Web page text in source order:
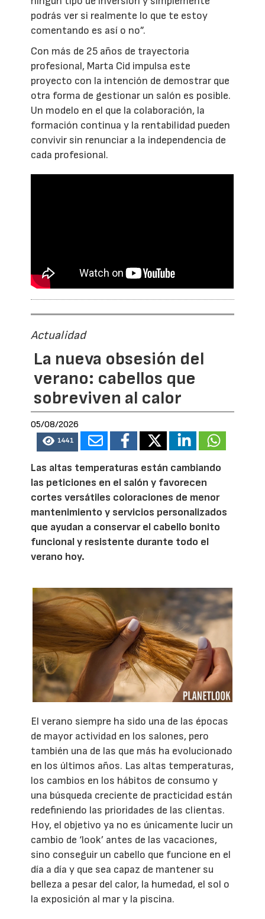
podrás ver si realmente lo que te estoy
comentando es así o no”.
Con más de 25 años de trayectoria
profesional, Marta Cid impulsa este
proyecto con la intención de demostrar que
otra forma de gestionar un salón es posible.
Un modelo en el que la colaboración, la
formación continua y la rentabilidad pueden
convivir sin renunciar a la independencia de
cada profesional.
Actualidad
La nueva obsesión del
verano: cabellos que
sobreviven al calor
05/08/2026
1441
Las altas temperaturas están cambiando
las peticiones en el salón y favorecen
cortes versátiles coloraciones de menor
mantenimiento y servicios personalizados
que ayudan a conservar el cabello bonito
funcional y resistente durante todo el
verano hoy.
El verano siempre ha sido una de las épocas
de mayor actividad en los salones, pero
también una de las que más ha evolucionado
en los últimos años. Las altas temperaturas,
los cambios en los hábitos de consumo y
una búsqueda creciente de practicidad están
redefiniendo las prioridades de las clientas.
Hoy, el objetivo ya no es únicamente lucir un
cambio de ‘look’ antes de las vacaciones,
sino conseguir un cabello que funcione en el
día a día y que sea capaz de mantener su
belleza a pesar del calor, la humedad, el sol o
la exposición al mar y la piscina.